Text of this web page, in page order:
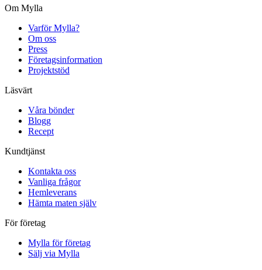
Om Mylla
Varför Mylla?
Om oss
Press
Företagsinformation
Projektstöd
Läsvärt
Våra bönder
Blogg
Recept
Kundtjänst
Kontakta oss
Vanliga frågor
Hemleverans
Hämta maten själv
För företag
Mylla för företag
Sälj via Mylla